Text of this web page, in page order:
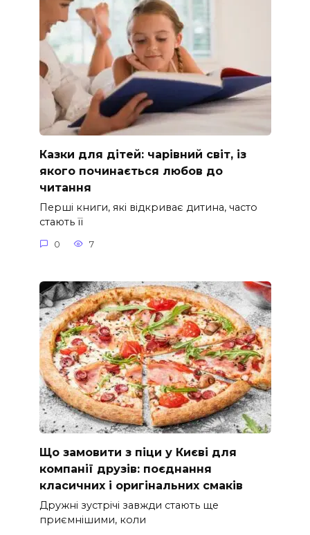
Казки для дітей: чарівний світ, із
якого починається любов до
читання
Перші книги, які відкриває дитина, часто
стають її
0 7
Що замовити з піци у Києві для
компанії друзів: поєднання
класичних і оригінальних смаків
Дружні зустрічі завжди стають ще
приємнішими, коли